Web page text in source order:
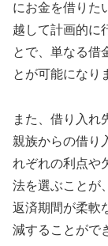
にお金を借りた
越して計画的に
とで、単なる借
とが可能になり
また、借り入れ
親族からの借り
れぞれの利点や
法を選ぶことが
返済期間が柔軟
減することがで